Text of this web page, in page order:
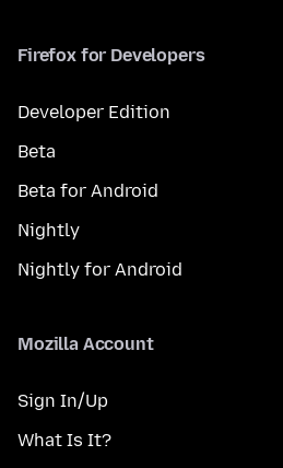
Firefox for Developers
Developer Edition
Beta
Beta for Android
Nightly
Nightly for Android
Mozilla Account
Sign In/Up
What Is It?